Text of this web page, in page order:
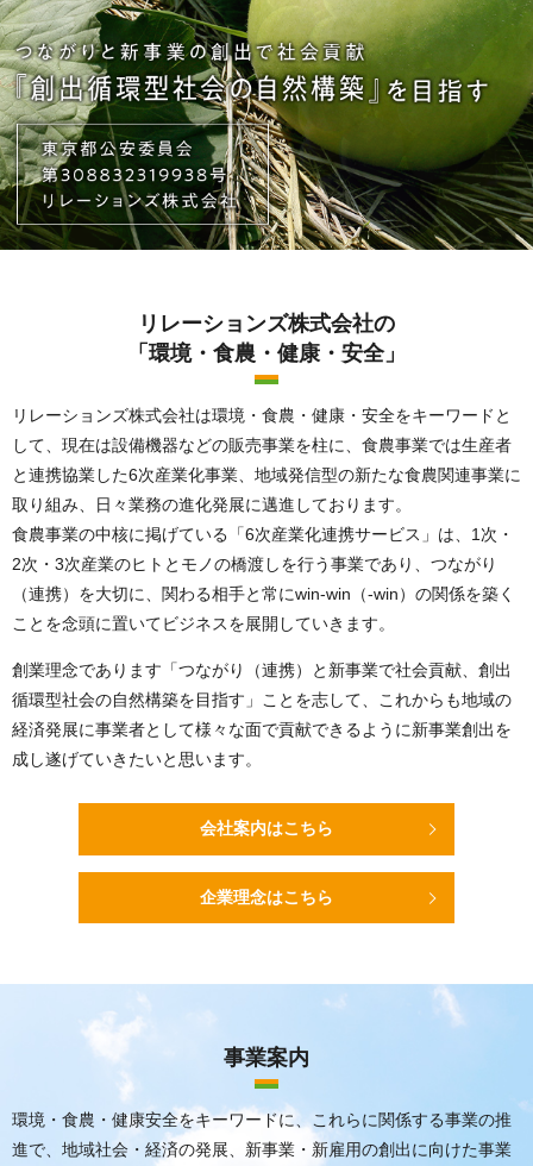
リレーションズ株式会社の
「環境・食農・健康・安全」
リレーションズ株式会社は環境・食農・健康・安全をキーワードと
して、 現在は設備機器などの販売事業を柱に、食農事業では生産者
と連携協業した6次産業化事業、 地域発信型の新たな食農関連事業に
取り組み、日々業務の進化発展に邁進しております。
食農事業の中核に掲げている「6次産業化連携サービス」は、1次・
2次・3次産業のヒトとモノの橋渡しを行う事業であり、 つながり
（連携）を大切に、関わる相手と常にwin-win（-win）の関係を築く
ことを念頭に置いてビジネスを展開していきます。
創業理念であります「つながり（連携）と新事業で社会貢献、創出
循環型社会の自然構築を目指す」ことを志して、
これからも地域の
経済発展に事業者として様々な面で貢献できるように新事業創出を
成し遂げていきたいと思います。
会社案内はこちら
企業理念はこちら
事業案内
環境・食農・健康安全をキーワードに、これらに関係する事業の推
進で、 地域社会・経済の発展、新事業・新雇用の創出に向けた事業